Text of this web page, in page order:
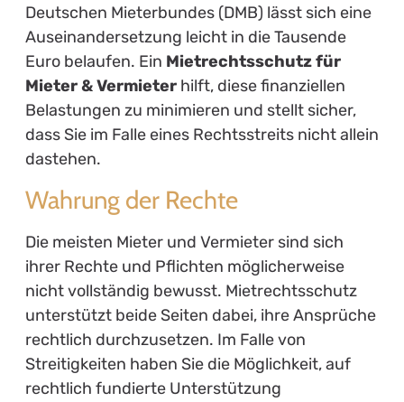
Deutschen Mieterbundes (DMB) lässt sich eine
Auseinandersetzung leicht in die Tausende
Euro belaufen. Ein Mietrechtsschutz für
Mieter & Vermieterhilft, diese finanziellen
Belastungen zu minimieren und stellt sicher,
dass Sie im Falle eines Rechtsstreits nicht allein
dastehen.
Wahrung der Rechte
Die meisten Mieter und Vermieter sind sich
ihrer Rechte und Pflichten möglicherweise
nicht vollständig bewusst. Mietrechtsschutz
unterstützt beide Seiten dabei, ihre Ansprüche
rechtlich durchzusetzen. Im Falle von
Streitigkeiten haben Sie die Möglichkeit, auf
rechtlich fundierte Unterstützung